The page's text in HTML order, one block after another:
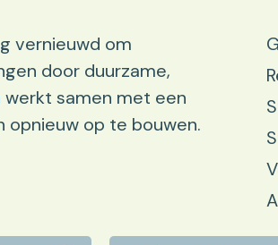
vernieuwd om
door duurzame,
werkt samen met een
opnieuw op te bouwen.